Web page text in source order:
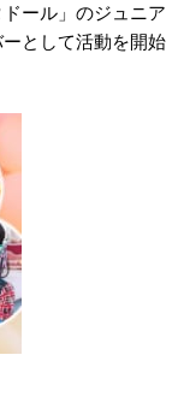
ール」のジュニア
として活動を開始